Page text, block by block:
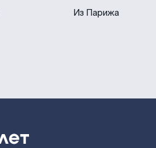
Из Парижа